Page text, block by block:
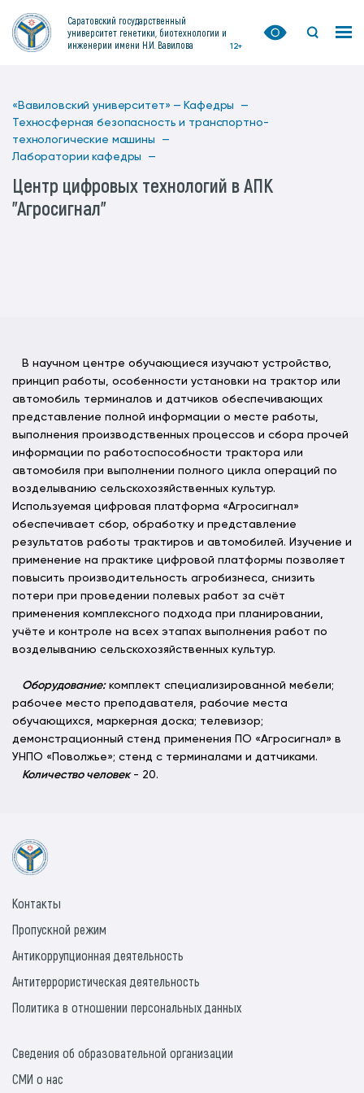
Саратовский государственный
университет генетики, биотехнологии и
инженерии имени Н.И. Вавилова
12+
«Вавиловский университет» — Кафедры —
Техносферная безопасность и транспортно-
технологические машины —
Лаборатории кафедры —
Центр цифровых технологий в АПК
"Агросигнал"
В научном центре обучающиеся изучают устройство,
принцип работы, особенности установки на трактор или
автомобиль терминалов и датчиков обеспечивающих
представление полной информации о месте работы,
выполнения производственных процессов и сбора прочей
информации по работоспособности трактора или
автомобиля при выполнении полного цикла операций по
возделыванию сельскохозяйственных культур.
Используемая цифровая платформа «Агросигнал»
обеспечивает сбор, обработку и представление
результатов работы трактиров и автомобилей. Изучение и
применение на практике цифровой платформы позволяет
повысить производительность агробизнеса, снизить
потери при проведении полевых работ за счёт
применения комплексного подхода при планировании,
учёте и контроле на всех этапах выполнения работ по
возделыванию сельскохозяйственных культур.
Оборудование:комплект специализированной мебели;
рабочее место преподавателя, рабочие места
обучающихся, маркерная доска; телевизор;
демонстрационный стенд применения ПО «Агросигнал» в
УНПО «Поволжье»; стенд с терминалами и датчиками.
Количество человек- 20.
Контакты
Пропускной режим
Антикоррупционная деятельность
Антитеррористическая деятельность
Политика в отношении персональных данных
Сведения об образовательной организации
СМИ о нас